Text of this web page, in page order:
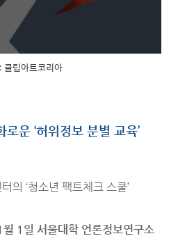
클립아트코리아
운 ‘허위정보 분별 교육’
의 ‘청소년 팩트체크 스쿨’
1일 서울대학 언론정보연구소